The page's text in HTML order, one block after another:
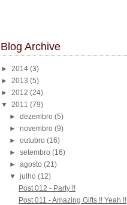
Blog Archive
► 2014 (3)
► 2013 (5)
► 2012 (24)
▼ 2011 (79)
►dezembro (5)
►novembro (9)
►outubro (16)
►setembro (16)
►agosto (21)
▼ julho (12)
Post 012 - Party !!
Post 011 - Amazing Gifts !! Yeah !!